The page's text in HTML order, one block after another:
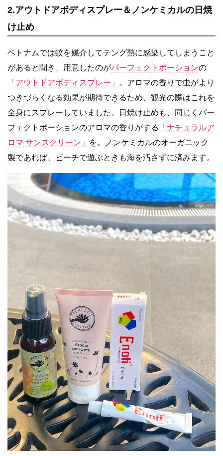
2.アウトドアボディスプレー＆ノンケミカルの日焼
け止め
ベトナムでは蚊を媒介してテング熱に感染してしまうこと
があると聞き、用意したのがパーフェクトポーションの
「 アウトドアボディスプレー」
。アロマの香りで虫がより
つきづらくなる効果が期待できるため、観光の際はこれを
全身にスプレーしていました。日焼け止めも、同じくパー
フェクトポーションのアロマの香りがする
「ナチュラルア
ロマ サンスクリーン」
を。ノンケミカルのオーガニック
製であれば、ビーチで遊ぶときも海を汚さずに済みます。